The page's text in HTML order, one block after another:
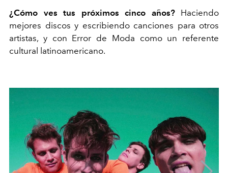
¿Cómo ves tus próximos cinco años? Haciendo
mejores discos y escribiendo canciones para otros
artistas, y con Error de Moda como un referente
cultural latinoamericano.